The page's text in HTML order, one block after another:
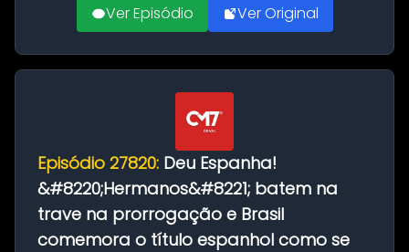
Ver Episódio Ver Original
Episódio 27820: Deu Espanha!
&#8220;Hermanos&#8221; batem na
trave na prorrogação e Brasil
comemora o título espanhol como se